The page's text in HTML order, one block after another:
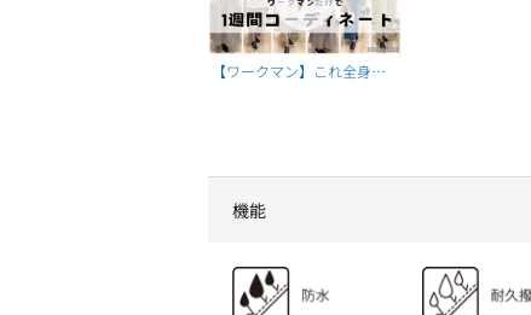
【ワークマン】これ全身ワ
機能